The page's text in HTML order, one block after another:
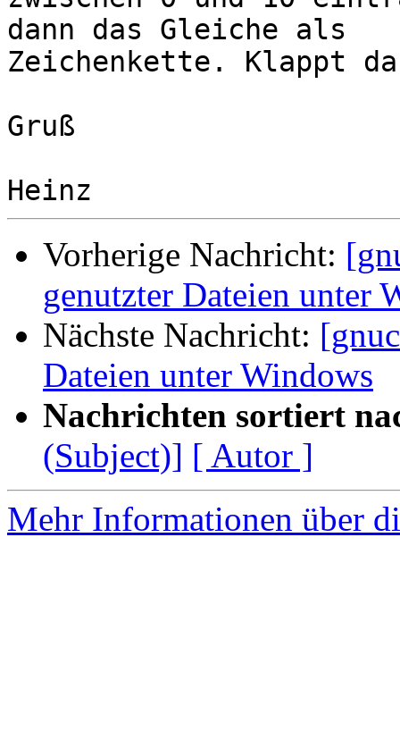
dann das Gleiche als
Zeichenkette. Klappt
Gruß
Vorherige Nachricht:
genutzter Dateien unter
Nächste Nachricht:
Dateien unter Windows
Nachrichten sortiert
(Subject)] [ Autor ]
Mehr Informationen über